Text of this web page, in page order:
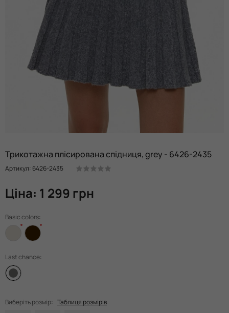
Трикотажна плісирована спідниця, grey - 6426-2435
Артикул: 6426-2435
Ціна: 1 299 грн
Basic colors:
Last chance:
Виберіть розмір: Таблиця розмірів